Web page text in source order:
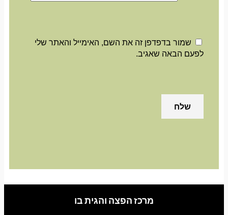
שמור בדפדפן זה את השם, האימייל והאתר שלי
לפעם הבאה שאגיב.
מרכז הפצה והגית בו